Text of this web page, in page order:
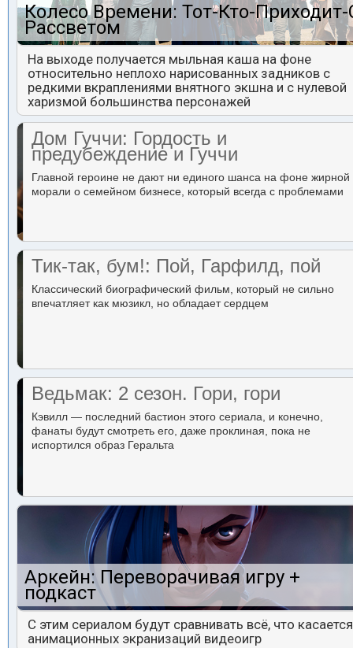
Колесо Времени: Тот-Кто-
Рассветом
На выходе получается мыльная каша на фоне
относительно неплохо нарисованных задников с
редкими вкраплениями внятного экшна и с нулевой
харизмой большинства персонажей
Дом Гуччи: Гордость и
предубеждение и Гуччи
Главной героине не дают ни единого шанса на фоне жирной
морали о семейном бизнесе, который всегда с проблемами
Тик-так, бум!: Пой, Гарфилд, пой
Классический биографический фильм, который не сильно
впечатляет как мюзикл, но обладает сердцем
Ведьмак: 2 сезон. Гори, гори
Кэвилл — последний бастион этого сериала, и конечно,
фанаты будут смотреть его, даже проклиная, пока не
испортился образ Геральта
Аркейн: Переворачивая игру +
подкаст
С этим сериалом будут сравнивать всё, что касается
анимационных экранизаций видеоигр